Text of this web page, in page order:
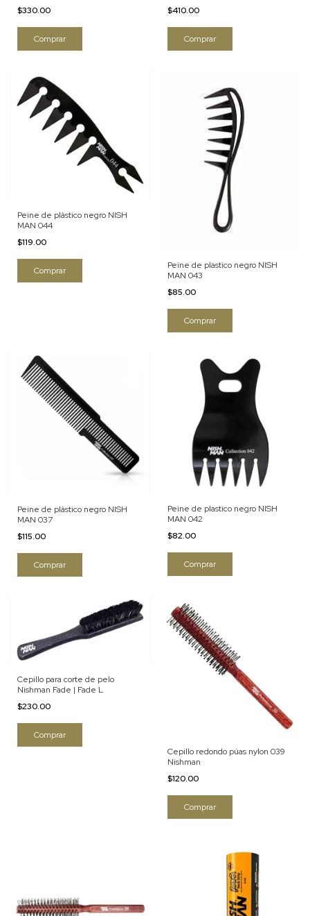
$330.00
$410.00
Peine de plástico negro NISH
MAN 044
$119.00
Peine de plastico negro NISH
MAN 043
$85.00
Peine de plástico negro NISH
MAN 037
$115.00
Peine de plastico negro NISH
MAN 042
$82.00
Cepillo para corte de pelo
Nishman Fade | Fade L
$230.00
Cepillo redondo púas nylon 039
Nishman
$120.00